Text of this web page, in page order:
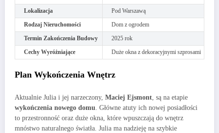
Lokalizacja
Pod Warszawą
Rodzaj Nieruchomości
Dom z ogrodem
Termin Zakończenia Budowy
2025 rok
Cechy Wyróżniające
Duże okna z dekoracyjnymi szprosami
Plan Wykończenia Wnętrz
Aktualnie Julia i jej narzeczony, Maciej Ejsmont, są na etapie
wykończenia nowego domu. Główne atuty ich nowej posiadłości
to przestronność oraz duże okna, które wpuszczają do wnętrz
mnóstwo naturalnego światła. Julia ma nadzieję na szybkie